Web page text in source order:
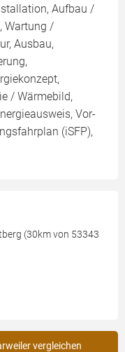
Aufbau /
Wartung /
Ausbau,
/ Wärmebild,
Vor-
(iSFP),
(30km von 53343
vergleichen